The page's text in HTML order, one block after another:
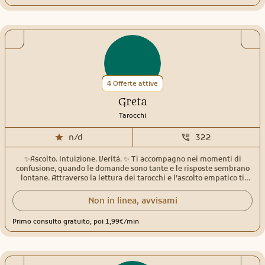
2026 ho realizzato anche il mio primo Oracolo personale, dedicato
intuizione e amore, che considero uno strumento capace di
accompagnare chi lo utilizza in un viaggio autentico e
profondamente emozionale. Se sentite il richiamo di questo mondo,
sarò felice di accogliervi. Condivideremo riflessioni, intuizioni e
letture pensate per offrire luce, comprensione e nuovi punti di vista.
Vi aspetto con gioia, rispetto e gratitudine, pronto ad
accompagnarvi in questo meraviglioso viaggio alla scoperta di voi
4 Offerte attive
Greta
Tarocchi
n/d 322
✨Ascolto. Intuizione. Verità. ✨ Ti accompagno nei momenti di
confusione, quando le domande sono tante e le risposte sembrano
lontane. Attraverso la lettura dei tarocchi e l’ascolto empatico ti
dove puoi essere davvero te stessa. 💫 Consulti personalizzati 💫
accompagno emotivamente mentre facciamo chiarezza, come
farebbe un’amica che sa ascoltare davvero🤍
Non in linea, avvisami
Primo consulto gratuito, poi 1,99€/min